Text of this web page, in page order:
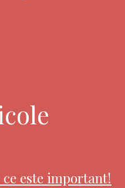
este important!